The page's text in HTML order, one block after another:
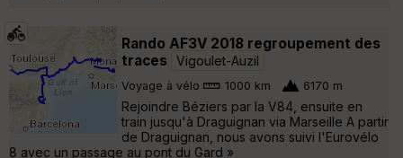
Rando AF3V 2018 regroupement des
traces
Vigoulet-Auzil
Voyage à vélo 1000 km 6170 m
Rejoindre Béziers par la V84, ensuite en
train jusqu'à Draguignan via Marseille A partir
de Draguignan, nous avons suivi l'Eurovélo
8 avec un passage au pont du Gard »